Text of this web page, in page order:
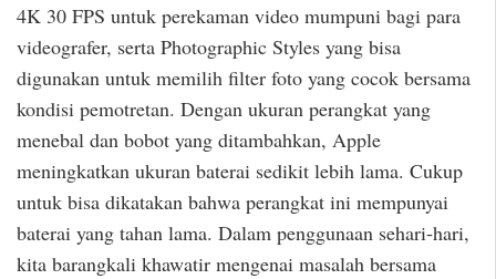
4K 30 FPS untuk perekaman video mumpuni bagi para
videografer, serta Photographic Styles yang bisa
digunakan untuk memilih filter foto yang cocok bersama
kondisi pemotretan. Dengan ukuran perangkat yang
menebal dan bobot yang ditambahkan, Apple
meningkatkan ukuran baterai sedikit lebih lama. Cukup
untuk bisa dikatakan bahwa perangkat ini mempunyai
baterai yang tahan lama. Dalam penggunaan sehari-hari,
kita barangkali khawatir mengenai masalah bersama